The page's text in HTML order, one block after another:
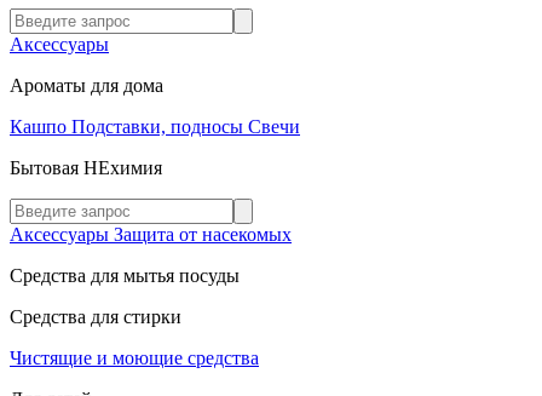
Аксессуары
Ароматы для дома
Кашпо Подставки, подносы Свечи
Бытовая НЕхимия
Аксессуары Защита от насекомых
Средства для мытья посуды
Средства для стирки
Чистящие и моющие средства